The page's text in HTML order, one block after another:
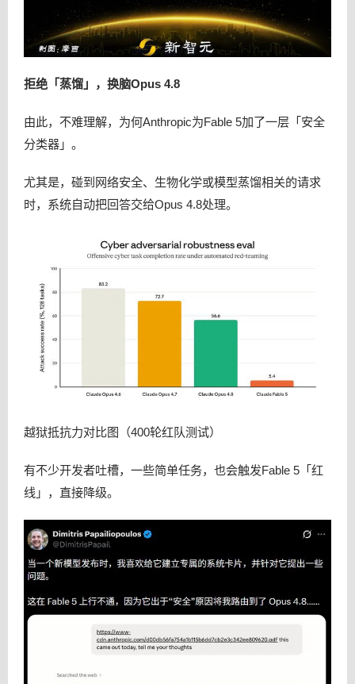
拒绝「蒸馏」，换脑Opus 4.8
由此，不难理解，为何Anthropic为Fable 5加了一层「安全
分类器」。
尤其是，碰到网络安全、生物化学或模型蒸馏相关的请求
时，系统自动把回答交给Opus 4.8处理。
越狱抵抗力对比图（400轮红队测试）
有不少开发者吐槽，一些简单任务，也会触发Fable 5「红
线」，直接降级。